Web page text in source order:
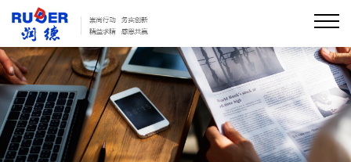
首页
关于润德
润德服务
行业痛点/解决方案
新闻资讯